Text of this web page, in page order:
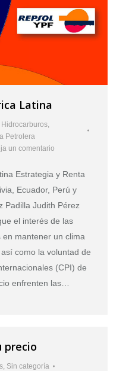
Latina
Hidrocarburos
Petrolera
un comentario
Estrategia y Renta
Ecuador, Perú y
Padilla Judith Pérez
el interés de las
mantener un clima
como la voluntad de
(CPI) de
enfrenten las…
precio
, Sin categoría